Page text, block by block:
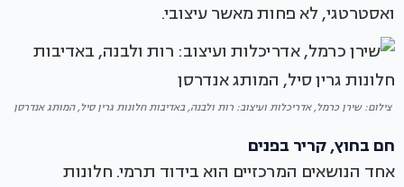
ואסטרטגי, לא פחות מאשר עיצובי.
צילום: שירן כרמל, אדריכלות ועיצוב: רות ולבנה, באדיבות חלונות גרין סיל, המותג אנדרסן
חם בחוץ, קריר בפנים
אחד הנושאים המרכזיים הוא בידוד תרמי. חלונות